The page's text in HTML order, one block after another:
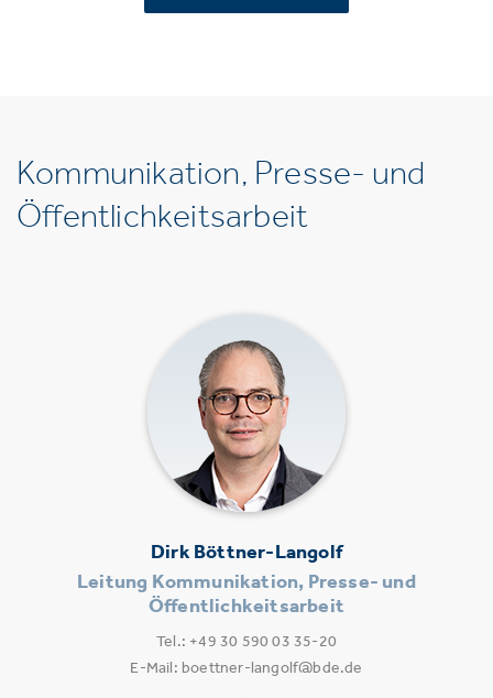
Kommunikation, Presse- und
Öffentlichkeitsarbeit
Dirk Böttner-Langolf
Leitung Kommunikation, Presse- und
Öffentlichkeitsarbeit
Tel.: +49 30 590 03 35-20
E-Mail: boettner-langolf@bde.de